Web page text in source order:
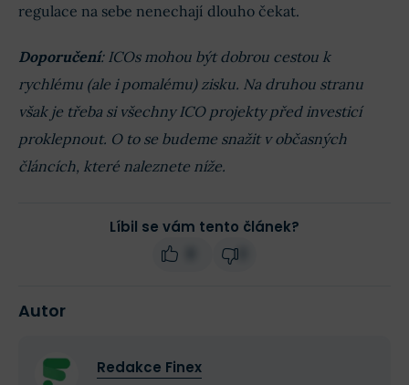
regulace na sebe nenechají dlouho čekat.
Doporučení: ICOs mohou být dobrou cestou k
rychlému (ale i pomalému) zisku. Na druhou stranu
však je třeba si všechny ICO projekty před investicí
proklepnout. O to se budeme snažit v občasných
článcích, které naleznete níže.
Líbil se vám tento článek?
Autor
Redakce Finex